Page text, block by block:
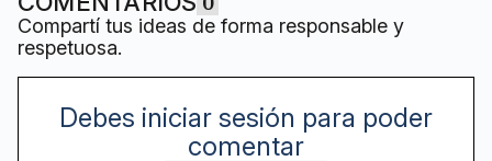
Compartí tus ideas de forma responsable y
respetuosa.
Debes iniciar sesión para poder
comentar